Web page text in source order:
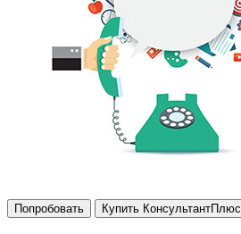
Попробовать Купить КонсультантПлюс